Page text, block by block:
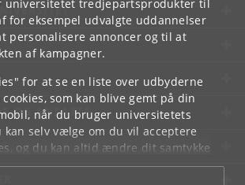
universitetet tredjepartsprodukter til
for eksempel udvalgte uddannelser
personalisere annoncer og til at
af kampagner.
for at se en liste over udbyderne
som kan blive gemt på din
når du bruger universitetets
kan selv vælge om du vil acceptere
og du kan altid ændre dit samtykke
privatlivspolitiksom du finder i
OG ANSATTE